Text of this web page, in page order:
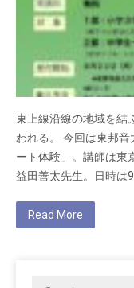
東上線沿線の地域を結
われる。 今回は東邦
ート体験」。講師は東
益田善太先生。日時は9…
Read More